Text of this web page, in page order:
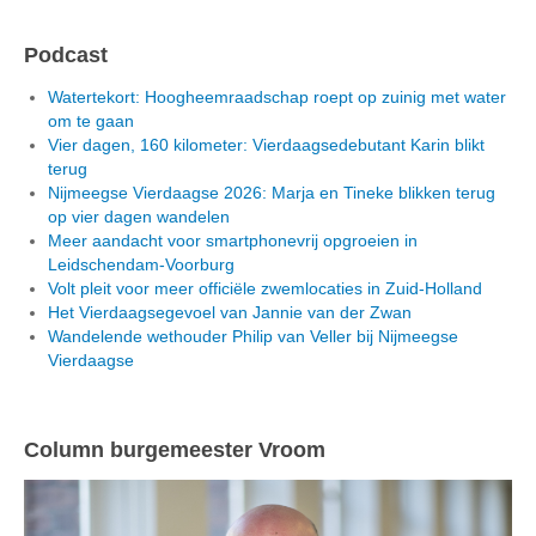
Podcast
Watertekort: Hoogheemraadschap roept op zuinig met water
om te gaan
Vier dagen, 160 kilometer: Vierdaagsedebutant Karin blikt
terug
Nijmeegse Vierdaagse 2026: Marja en Tineke blikken terug
op vier dagen wandelen
Meer aandacht voor smartphonevrij opgroeien in
Leidschendam-Voorburg
Volt pleit voor meer officiële zwemlocaties in Zuid-Holland
Het Vierdaagsegevoel van Jannie van der Zwan
Wandelende wethouder Philip van Veller bij Nijmeegse
Vierdaagse
Column burgemeester Vroom